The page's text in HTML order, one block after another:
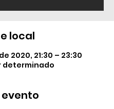
local
2020, 21:30 – 23:30
determinado
evento